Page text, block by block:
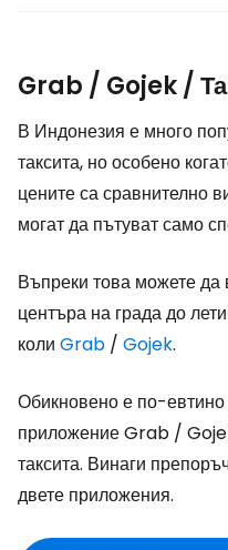
Grab / Gojek /
В Индонезия е много
таксита, но особено
цените са сравнително
могат да пътуват само
Въпреки това можете да
центъра на града до
коли Grab / Gojek.
Обикновено е по-
приложение Grab /
таксита. Винаги
двете приложения.